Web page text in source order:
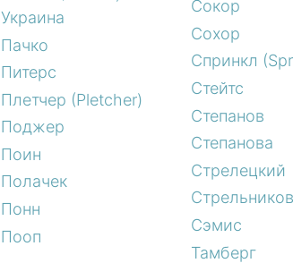
Украина
Пачко
Питерс
Плетчер (Pletcher)
Поджер
Поин
Полачек
Понн
Пооп
Сокор
Сохор
Спринкл
Стейтс
Степанов
Степанова
Стрелецкий
Стрельников
Сэмис
Тамберг